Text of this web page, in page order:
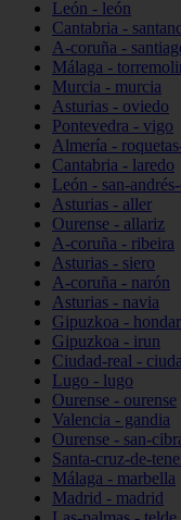
León - león
Cantabria -
A-coruña -
Málaga -
Murcia - murcia
Asturias - oviedo
Pontevedra - vigo
Almería -
Cantabria - laredo
León - san-
Asturias - aller
Ourense - allariz
A-coruña - ribeira
Asturias - siero
A-coruña - narón
Asturias - navia
Gipuzkoa -
Gipuzkoa - irun
Ciudad-real -
Lugo - lugo
Ourense - ourense
Valencia - gandia
Ourense - san-
Santa-cruz-de-
Málaga - marbella
Madrid - madrid